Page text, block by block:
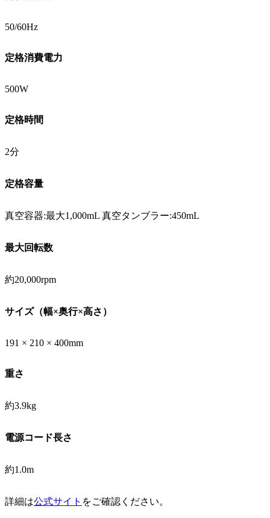
50/60Hz
定格消費電力
500W
定格時間
2分
定格容量
真空容器:最大1,000mL 真空タンブラー:450mL
最大回転数
約20,000rpm
サイズ（幅×奥行×高さ）
191 × 210 × 400mm
重さ
約3.9kg
電源コード長さ
約1.0m
詳細は公式サイト をご確認ください。